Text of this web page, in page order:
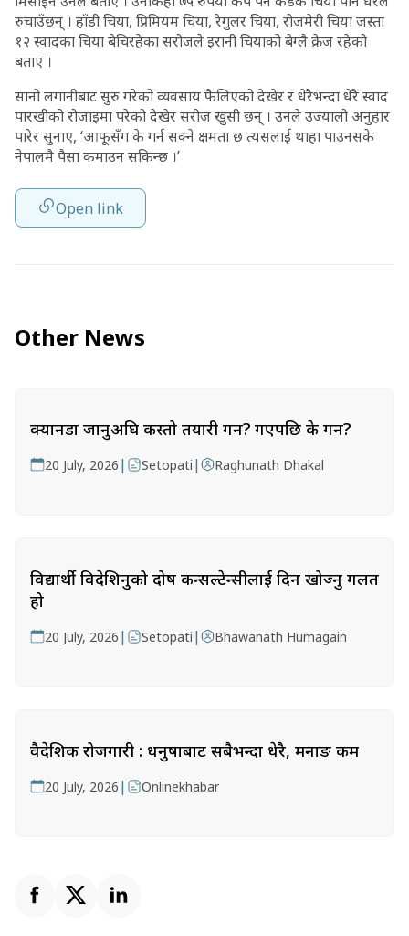
रुचाउँछन् । हाँडी चिया, प्रिमियम चिया, रेगुलर चिया, रोजमेरी चिया जस्ता
१२ स्वादका चिया बेचिरहेका सरोजले इरानी चियाको बेग्लै क्रेज रहेको
बताए ।
सानो लगानीबाट सुरु गरेको व्यवसाय फैलिएको देखेर र धेरैभन्दा धेरै स्वाद
पारखीको रोजाइमा परेको देखेर सरोज खुसी छन् । उनले उज्यालो अनुहार
पारेर सुनाए, ‘आफूसँग के गर्न सक्ने क्षमता छ त्यसलाई थाहा पाउनसके
नेपालमै पैसा कमाउन सकिन्छ ।’
Open link
Other News
क्यानडा जानुअघि कस्तो तयारी गर्ने? गएपछि के गर्ने?
20 July, 2026 | Setopati | Raghunath Dhakal
विद्यार्थी विदेशिनुको दोष कन्सल्टेन्सीलाई दिन खोज्नु गलत
हो
20 July, 2026 | Setopati | Bhawanath Humagain
वैदेशिक रोजगारी : धनुषाबाट सबैभन्दा धेरै, मनाङ कम
20 July, 2026 | Onlinekhabar